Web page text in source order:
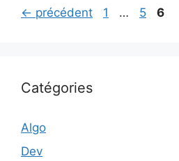
← précédent Page
1 … Page
5 Page
6
Catégories
Algo
Dev